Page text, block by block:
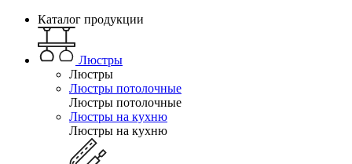
Каталог продукции
Люстры
Люстры
Люстры потолочные
Люстры потолочные
Люстры на кухню
Люстры на кухню